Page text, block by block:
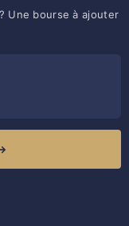
Une bourse à ajouter